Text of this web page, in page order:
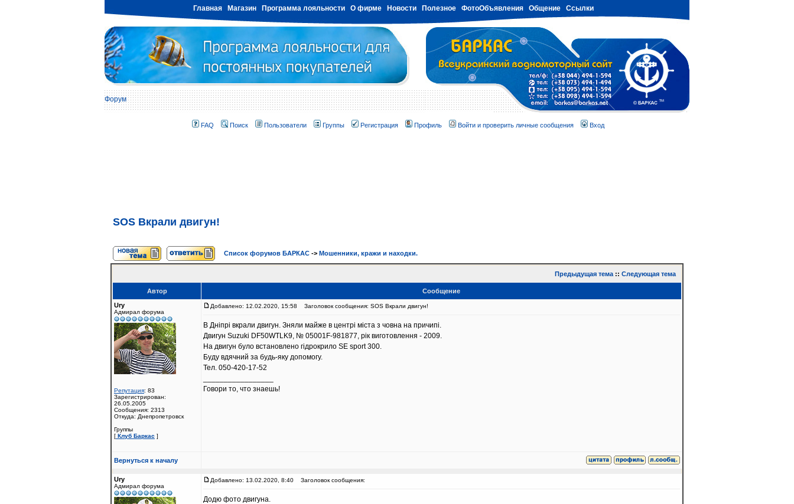
Главная Магазин Программа лояльности О фирме Новости Полезное ФотоОбъявления Общение Ссылки
Форум
FAQ Поиск Пользователи Группы Регистрация Профиль Войти и проверить личные сообщения Вход
SOS Вкрали двигун!
Список форумов БАРКАС -> Мошенники, кражи и находки.
Предыдущая тема :: Следующая тема
Автор
Сообщение
Ury
Адмирал форума
Репутация: 83
Зарегистрирован:
26.05.2005
Сообщения: 2313
Откуда: Днепропетровск
Группы
[ Клуб Баркас ]
Добавлено: 12.02.2020, 15:58 Заголовок сообщения: SOS Вкрали двигун!
В Дніпрі вкрали двигун. Зняли майже в центрі міста з човна на причипі.
Двигун Suzuki DF50WTLK9, № 05001F-981877, рік виготовлення - 2009.
На двигун було встановлено гідрокрило SE sport 300.
Буду вдячний за будь-яку допомогу.
Тел. 050-420-17-52
Говори то, что знаешь!
Вернуться к началу
Ury
Адмирал форума
Добавлено: 13.02.2020, 8:40 Заголовок сообщения:
Додю фото двигуна.